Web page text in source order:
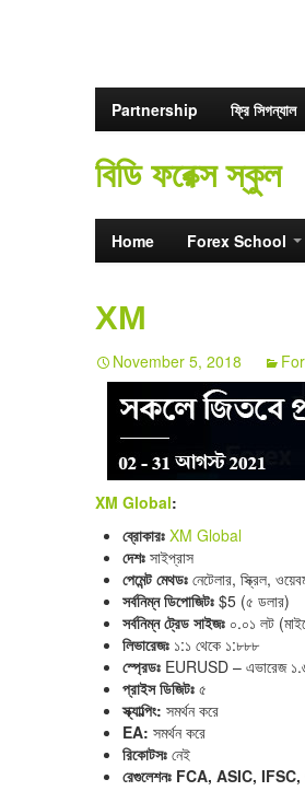
Partnership ফ্রি সিগন্যাল
বিডি ফরেক্স স্কুল
Home Forex School
XM
November 5, 2018
XM Global:
ব্রোকারঃ XM Global
দেশঃ সাইপ্রাস
পেমেন্ট মেথডঃ নেটেলার, স্ক্রিল,
সর্বনিম্ন ডিপোজিটঃ $5 (৫ ডলার)
সর্বনিম্ন ট্রেড সাইজঃ ০.০১ লট
লিভারেজঃ ১:১ থেকে ১:৮৮৮
স্প্রেডঃ EURUSD – এভারেজ
প্রাইস ডিজিটঃ ৫
স্ক্যাল্পিং: সমর্থন করে
EA: সমর্থন করে
রিকোটসঃ নেই
রেগুলেশনঃ FCA, ASIC,